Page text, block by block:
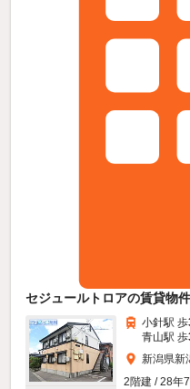
セジュールトロアの賃貸物件
小針駅 歩
青山駅 歩
新潟県新
2階建 / 28年